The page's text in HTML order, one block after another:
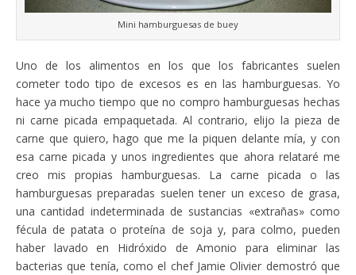
Mini hamburguesas de buey
Uno de los alimentos en los que los fabricantes suelen
cometer todo tipo de excesos es en las hamburguesas. Yo
hace ya mucho tiempo que no compro hamburguesas hechas
ni carne picada empaquetada. Al contrario, elijo la pieza de
carne que quiero, hago que me la piquen delante mía, y con
esa carne picada y unos ingredientes que ahora relataré me
creo mis propias hamburguesas. La carne picada o las
hamburguesas preparadas suelen tener un exceso de grasa,
una cantidad indeterminada de sustancias «extrañas» como
fécula de patata o proteína de soja y, para colmo, pueden
haber lavado en Hidróxido de Amonio para eliminar las
bacterias que tenía, como el chef Jamie Olivier demostró que